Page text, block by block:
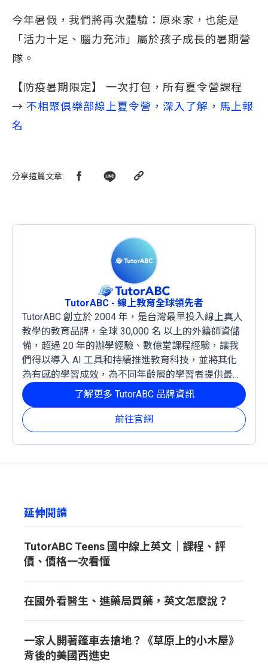
今年暑假，我們將再次體驗：原來家，也能是
「活力十足、腦力充沛」屬於孩子成長的暑期營
隊。
【防疫暑期限定】 一次打包，所有夏令營課程
→ 不相聚俱樂部線上夏令營，深入了解，馬上報
名
分享這篇文章:
TutorABC - 線上教育全球領先者
TutorABC 創立於 2004 年，是台灣最早投入線上真人
教學的教育品牌，全球 30,000 名 以上的外籍師資儲
備，超過 20 年的辦學經驗、數億堂課程經驗，讓我
們得以導入 AI 工具和持續推進教育科技，並將其化
為有感的學習成效，為不同年齡層的學習者提供最穩
定且有效的成長路徑。
前往官網
了解更多 TutorABC 品牌資訊
延伸閱讀
TutorABC Teens 國中線上英文｜課程、評
價、價格一次看懂
在國外看醫生、進藥局買藥，英文怎麼說？
一家人開著篷車去搶地？《草原上的小木屋》
背後的美國西進史